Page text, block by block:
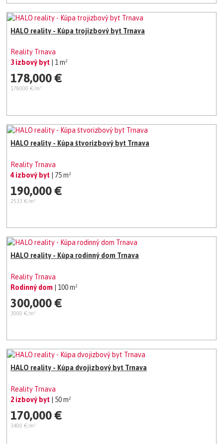
HALO reality - Kúpa trojizbový byt Trnava
Reality Trnava
3 izbový byt
| 1 m²
178,000 €
178000 €/m²
HALO reality - Kúpa štvorizbový byt Trnava
Reality Trnava
4 izbový byt | 75 m²
190,000 €
2533 €/m²
HALO reality - Kúpa rodinný dom Trnava
Reality Trnava
Rodinný dom
| 100 m²
300,000 €
3000 €/m²
HALO reality - Kúpa dvojizbový byt Trnava
Reality Trnava
2 izbový byt
| 50 m²
170,000 €
3400 €/m²